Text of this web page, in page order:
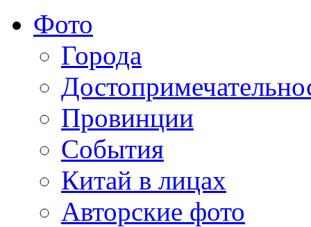
Фото
Города
Провинции
События
Китай в лицах
Авторские фото